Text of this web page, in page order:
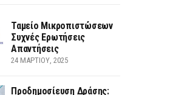
Ταμείο Μικροπιστώσεων
Συχνές Ερωτήσεις
Απαντήσεις
24 ΜΑΡΤΊΟΥ, 2025
Προδημοσίευση Δράσης: